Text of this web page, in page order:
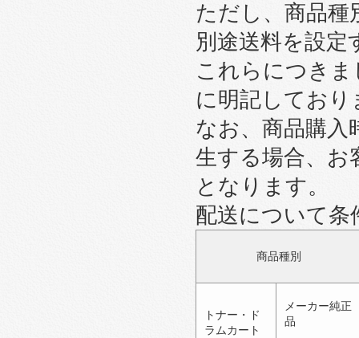
ただし、商品種
別途送料を設定
これらにつき
に明記しており
なお、商品購入
生する場合、お
となります。
配送について条
商品種別
トナー・ド
ラムカート
メーカー純正
品